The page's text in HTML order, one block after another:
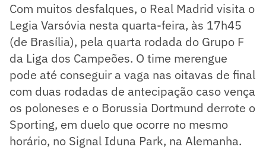
Com muitos desfalques, o Real Madrid visita o
Legia Varsóvia nesta quarta-feira, às 17h45
(de Brasília), pela quarta rodada do Grupo F
da Liga dos Campeões. O time merengue
pode até conseguir a vaga nas oitavas de final
com duas rodadas de antecipação caso vença
os poloneses e o Borussia Dortmund derrote o
Sporting, em duelo que ocorre no mesmo
horário, no Signal Iduna Park, na Alemanha.